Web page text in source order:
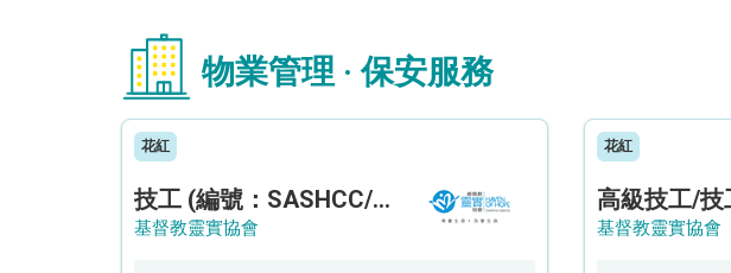
物業管理 · 保安服務
花紅
技工 (編號：SASHCC/A/CTE)
基督教靈實協會
花紅
基督教靈實協會